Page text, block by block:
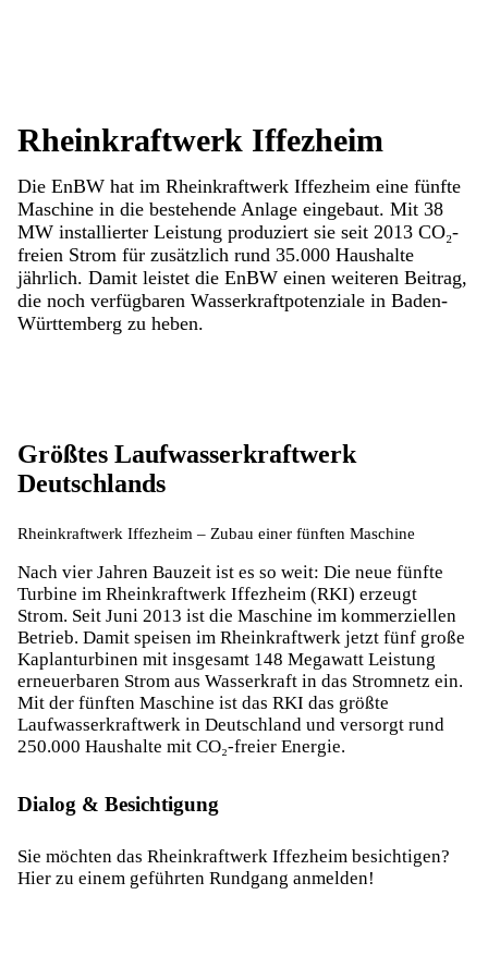
Rheinkraftwerk Iffezheim
Die EnBW hat im Rheinkraftwerk Iffezheim eine fünfte
Maschine in die bestehende Anlage eingebaut. Mit 38
MW installierter Leistung produziert sie seit 2013 CO₂-
freien Strom für zusätzlich rund 35.000 Haushalte
jährlich. Damit leistet die EnBW einen weiteren Beitrag,
die noch verfügbaren Wasserkraftpotenziale in Baden-
Württemberg zu heben.
Größtes Laufwasserkraftwerk
Deutschlands
Rheinkraftwerk Iffezheim – Zubau einer fünften Maschine
Nach vier Jahren Bauzeit ist es so weit: Die neue fünfte
Turbine im Rheinkraftwerk Iffezheim (RKI) erzeugt
Strom. Seit Juni 2013 ist die Maschine im kommerziellen
Betrieb. Damit speisen im Rheinkraftwerk jetzt fünf große
Kaplanturbinen mit insgesamt 148 Megawatt Leistung
erneuerbaren Strom aus Wasserkraft in das Stromnetz ein.
Mit der fünften Maschine ist das RKI das größte
Laufwasserkraftwerk in Deutschland und versorgt rund
250.000 Haushalte mit CO₂-freier Energie.
Dialog & Besichtigung
Sie möchten das Rheinkraftwerk Iffezheim besichtigen?
Hier zu einem geführten Rundgang anmelden!